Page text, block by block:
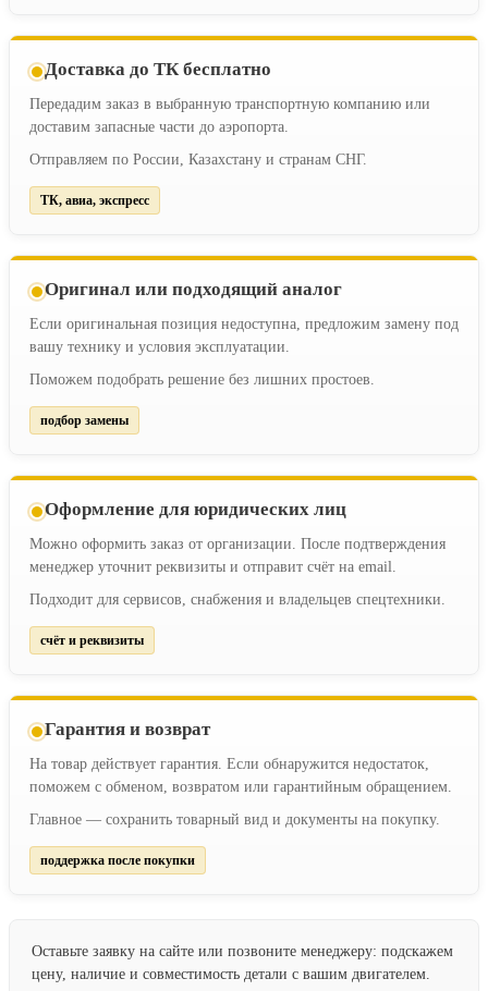
Доставка до ТК бесплатно
Передадим заказ в выбранную транспортную компанию или
доставим запасные части до аэропорта.
Отправляем по России, Казахстану и странам СНГ.
ТК, авиа, экспресс
Оригинал или подходящий аналог
Если оригинальная позиция недоступна, предложим замену под
вашу технику и условия эксплуатации.
Поможем подобрать решение без лишних простоев.
подбор замены
Оформление для юридических лиц
Можно оформить заказ от организации. После подтверждения
менеджер уточнит реквизиты и отправит счёт на email.
Подходит для сервисов, снабжения и владельцев спецтехники.
счёт и реквизиты
Гарантия и возврат
На товар действует гарантия. Если обнаружится недостаток,
поможем с обменом, возвратом или гарантийным обращением.
Главное — сохранить товарный вид и документы на покупку.
поддержка после покупки
Оставьте заявку на сайте или позвоните менеджеру: подскажем
цену, наличие и совместимость детали с вашим двигателем.